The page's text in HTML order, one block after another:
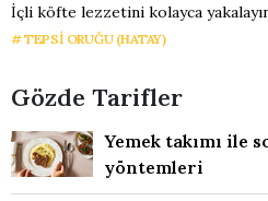
İçli köfte lezzetini kolayca
TEPSI ORUĞU (HATAY)
Gözde Tarifler
Yemek takımı ile
yöntemleri